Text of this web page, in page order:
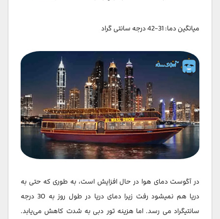
میانگین دما: 31-42 درجه سانتی گراد
در آگوست دمای هوا در حال افزایش است، به طوری که حتی به
دریا هم نمیشود رفت زیرا دمای دریا در طول روز به 30 درجه
سانتیگراد می رسد. اما هزینه تور دبی به شدت کاهش می‌یابد.